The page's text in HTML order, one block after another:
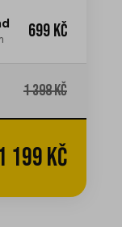
699 Kč
1 398 Kč
199 Kč